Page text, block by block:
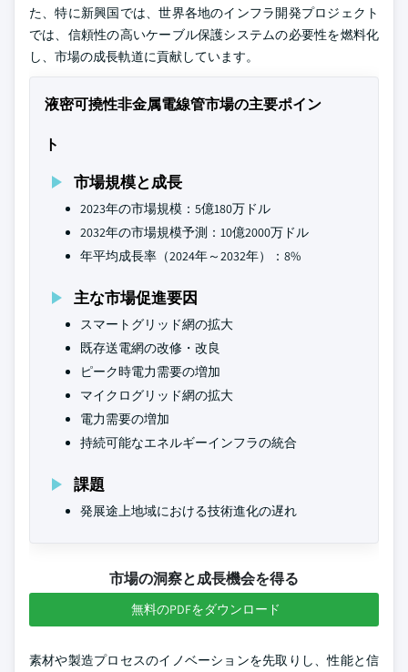
た、特に新興国では、世界各地のインフラ開発プロジェクト
では、信頼性の高いケーブル保護システムの必要性を燃料化
し、市場の成長軌道に貢献しています。
液密可撓性非金属電線管市場の主要ポイン
ト
市場規模と成長
2023年の市場規模：5億180万ドル
2032年の市場規模予測：10億2000万ドル
年平均成長率（2024年～2032年）：8%
主な市場促進要因
スマートグリッド網の拡大
既存送電網の改修・改良
ピーク時電力需要の増加
マイクログリッド網の拡大
電力需要の増加
持続可能なエネルギーインフラの統合
課題
発展途上地域における技術進化の遅れ
市場の洞察と成長機会を得る
無料のPDFをダウンロード
素材や製造プロセスのイノベーションを先取りし、性能と信